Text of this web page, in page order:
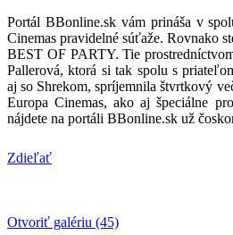
Portál BBonline.sk vám prináša v
Cinemas pravidelné súťaže. Rovnako
BEST OF PARTY. Tie
Pallerová, ktorá si tak spolu s
aj so Shrekom, spríjemnila štvrtkový
Europa Cinemas, ako aj špeciálne
nájdete na portáli BBonline.sk už
Zdieľať
Otvoriť galériu (45)